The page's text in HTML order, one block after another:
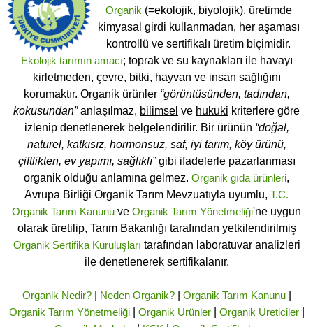
Organik (=ekolojik, biyolojik), üretimde
kimyasal girdi kullanmadan, her aşaması
kontrollü ve sertifikalı üretim biçimidir.
Ekolojik tarımın amacı; toprak ve su kaynakları ile havayı
kirletmeden, çevre, bitki, hayvan ve insan sağlığını
korumaktır. Organik ürünler “görüntüsünden, tadından,
kokusundan”anlaşılmaz, bilimsel ve hukuki kriterlere göre
izlenip denetlenerek belgelendirilir. Bir ürünün “doğal,
naturel, katkısız, hormonsuz, saf, iyi tarım, köy ürünü,
çiftlikten, ev yapımı, sağlıklı”gibi ifadelerle pazarlanması
organik olduğu anlamına gelmez. Organik gıda ürünleri,
Avrupa Birliği Organik Tarım Mevzuatıyla uyumlu, T.C.
Organik Tarım Kanunu ve Organik Tarım Yönetmeliği'ne uygun
olarak üretilip, Tarım Bakanlığı tarafından yetkilendirilmiş
Organik Sertifika Kuruluşları tarafından laboratuvar analizleri
ile denetlenerek sertifikalanır.
Organik Nedir?| Neden Organik?| Organik Tarım Kanunu|
Organik Tarım Yönetmeliği| Organik Ürünler| Organik Üreticiler|